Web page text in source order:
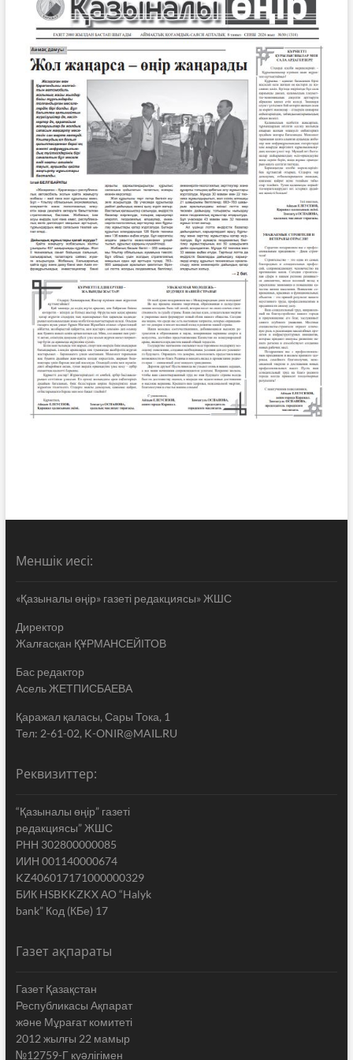
Меншік иесі:
«Қазыналы өңір» газеті редакциясы» ЖШС
Директор
Жалғасқан ҚҰРМАНСЕЙІТОВ
Бас редактор
Асель ЖЕТПИСБАЕВА
Қаражал қаласы, Сары Тока, 1
Тел: 2-61-02, K-ONIR@MAIL.RU
Реквизиттер:
“Қазыналы өңір” газеті
редакциясы” ЖШС
РНН 302800000085
ИИН 001140000674
KZ406017171000000329
БИК HSBKKZKX АО “Halyk
bank” Код (КБе) 17
Газет ақпараты
Газет Қазақстан
Республикасы Ақпарат
жəне Мұрағат комитеті
2012 жылғы 22 мамыр
№12759-Г куəлігімен